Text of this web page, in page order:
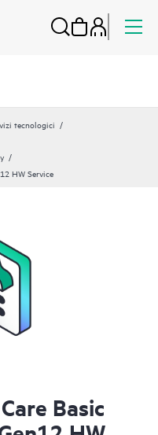
tecnologici
HW Service
Basic